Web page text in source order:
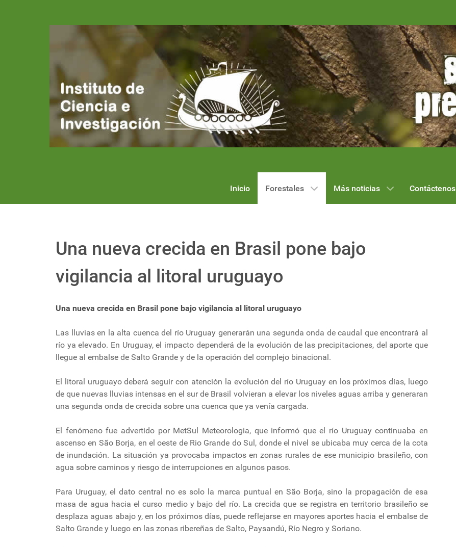
Inicio Forestales Más noticias Contáctenos
Una nueva crecida en Brasil pone bajo
vigilancia al litoral uruguayo
Una nueva crecida en Brasil pone bajo vigilancia al litoral uruguayo
Las lluvias en la alta cuenca del río Uruguay generarán una segunda onda de caudal que encontrará al
río ya elevado. En Uruguay, el impacto dependerá de la evolución de las precipitaciones, del aporte que
llegue al embalse de Salto Grande y de la operación del complejo binacional.
El litoral uruguayo deberá seguir con atención la evolución del río Uruguay en los próximos días, luego
de que nuevas lluvias intensas en el sur de Brasil volvieran a elevar los niveles aguas arriba y generaran
una segunda onda de crecida sobre una cuenca que ya venía cargada.
El fenómeno fue advertido por MetSul Meteorologia, que informó que el río Uruguay continuaba en
ascenso en São Borja, en el oeste de Rio Grande do Sul, donde el nivel se ubicaba muy cerca de la cota
de inundación. La situación ya provocaba impactos en zonas rurales de ese municipio brasileño, con
agua sobre caminos y riesgo de interrupciones en algunos pasos.
Para Uruguay, el dato central no es solo la marca puntual en São Borja, sino la propagación de esa
masa de agua hacia el curso medio y bajo del río. La crecida que se registra en territorio brasileño se
desplaza aguas abajo y, en los próximos días, puede reflejarse en mayores aportes hacia el embalse de
Salto Grande y luego en las zonas ribereñas de Salto, Paysandú, Río Negro y Soriano.